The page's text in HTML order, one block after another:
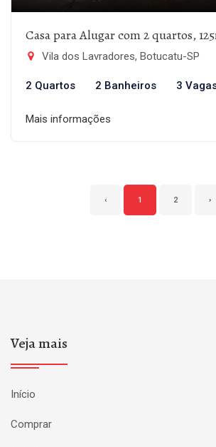
Casa para Alugar com 2 quartos,
Vila dos Lavradores, Botucatu-SP
2 Quartos 2 Banheiros 3
Mais informações
‹ 1 2 ›
Veja mais
Início
Comprar